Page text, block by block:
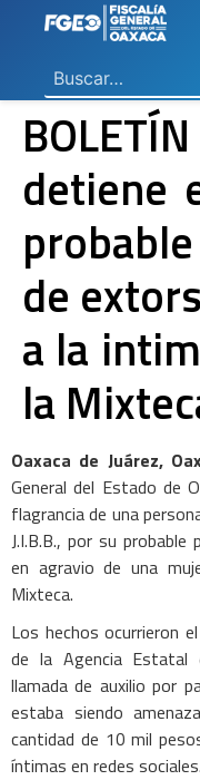
detiene
de
a la
la
Oaxaca de Juárez,
General del Estado de
flagrancia de una
J.I.B.B., por su
en agravio de una
Mixteca.
Los hechos ocurrieron
de la Agencia Estatal
llamada de auxilio por
estaba siendo
cantidad de 10 mil
íntimas en redes sociales.